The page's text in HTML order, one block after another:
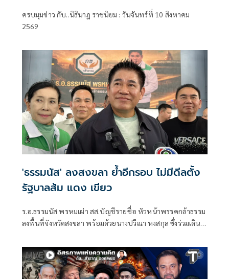
ครบมุมข่าว กับ..นิธินาฏ ราชนิยม : วันจันทร์ที่ 10 สิงหาคม
2569
'ธรรมนัส' ลงสงขลา ย้ำอีกรอบ ไม่มีดีลตั้ง
รัฐบาลส้ม แดง เขียว
ร.อ.ธรรมนัส พรหมเผ่า สส.บัญชีรายชื่อ หัวหน้าพรรคกล้าธรรม
ลงพื้นที่จังหวัดสงขลา พร้อมด้วยนางปวีณา หงสกุล ซึ่งร่วมเดิน
ณ ที่ทำการนายเดชอิศม์ โดยมีการประชุมหารือแนวทางการ
ทำงานและขับเคลื่อนนโยบายในพื้นที่ ก่อนเดินทางต่อไปยัง
จังหวัดพัทลุง